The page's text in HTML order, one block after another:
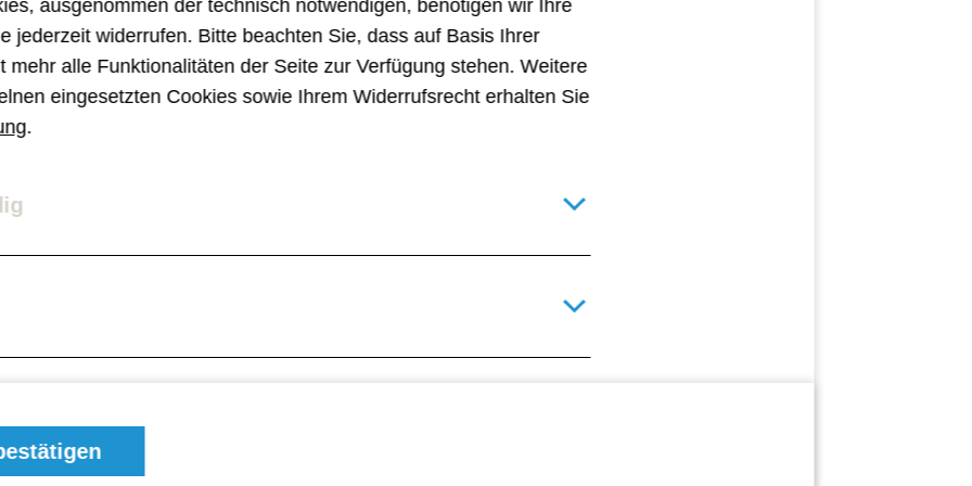
9
25
ausgenommen der technisch notwendigen, benötigen wir Ihre
jederzeit widerrufen. Bitte beachten Sie, dass auf Basis Ihrer
mehr alle Funktionalitäten der Seite zur Verfügung stehen. Weitere
eingesetzten Cookies sowie Ihrem Widerrufsrecht erhalten Sie
.
Details für technisch notwendige Cookies umschalten
Details für optionale Statistik-Cookies umschalten